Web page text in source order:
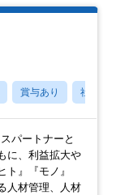
賞与あり 社宅・
パートナーと
に、利益拡大や
ト』『モノ』
人材管理、人材